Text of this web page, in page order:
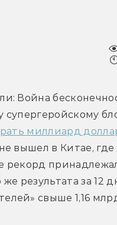
Война
миллиард
вышел в Китае, где
рекорд
результата за 12
свыше 1,16